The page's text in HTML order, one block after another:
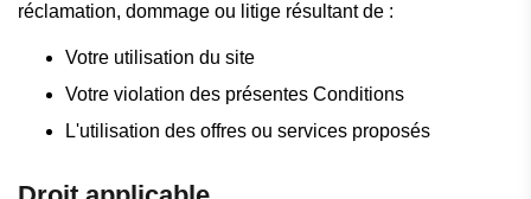
réclamation, dommage ou litige résultant de :
Votre utilisation du site
Votre violation des présentes Conditions
L'utilisation des offres ou services proposés